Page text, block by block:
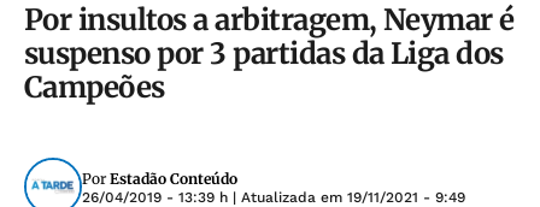
Por insultos a arbitragem, Neymar é
suspenso por 3 partidas da Liga dos
Campeões
Por Estadão Conteúdo
26/04/2019 - 13:39 h | Atualizada em 19/11/2021 - 9:49